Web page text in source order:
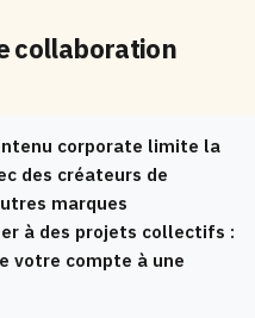
collaboration
corporate limite la
des créateurs de
marques
à des projets collectifs :
votre compte à une